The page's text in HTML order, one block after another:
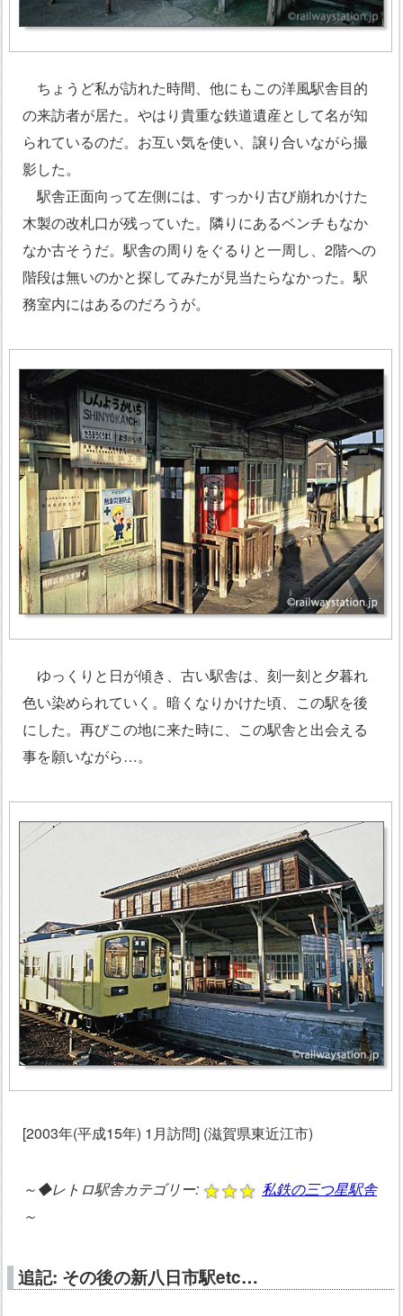
ちょうど私が訪れた時間、他にもこの洋風駅舎目的
の来訪者が居た。やはり貴重な鉄道遺産として名が知
られているのだ。お互い気を使い、譲り合いながら撮
影した。
駅舎正面向って左側には、すっかり古び崩れかけた
木製の改札口が残っていた。隣りにあるベンチもなか
なか古そうだ。駅舎の周りをぐるりと一周し、2階への
階段は無いのかと探してみたが見当たらなかった。駅
務室内にはあるのだろうが。
ゆっくりと日が傾き、古い駅舎は、刻一刻と夕暮れ
色い染められていく。暗くなりかけた頃、この駅を後
にした。再びこの地に来た時に、この駅舎と出会える
事を願いながら…。
[2003年(平成15年) 1月訪問] (滋賀県東近江市)
～◆レトロ駅舎カテゴリー:
私鉄の三つ星駅舎
～
追記: その後の新八日市駅etc…